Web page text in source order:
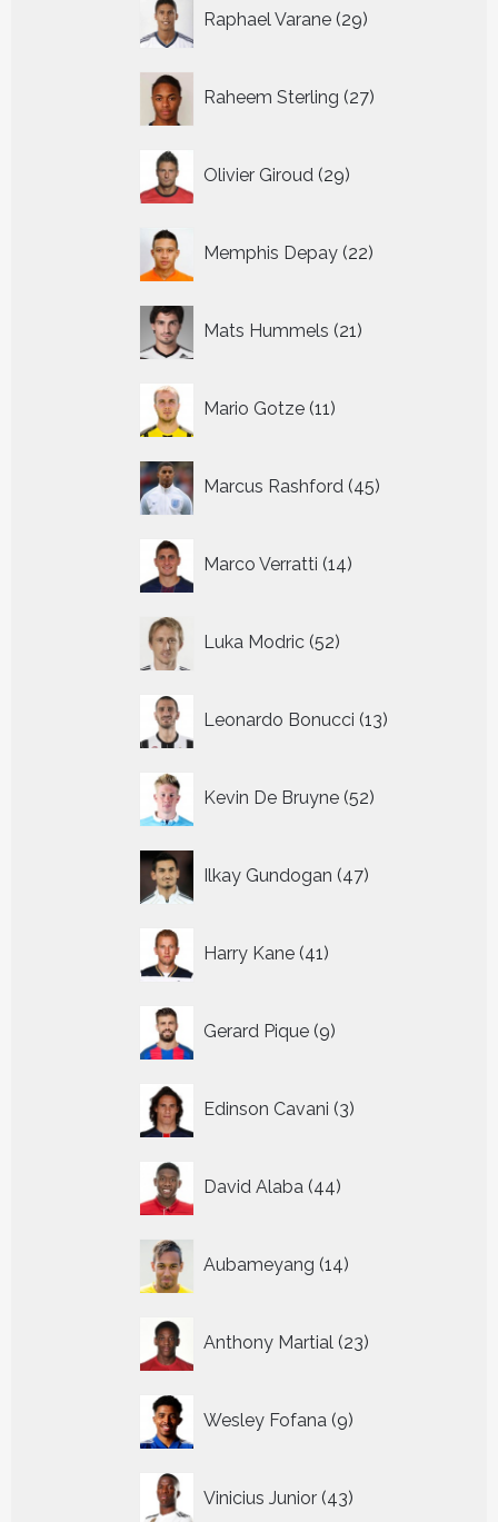
Raphael Varane 29
producten
Raheem Sterling 27
producten
Olivier Giroud 29
producten
Memphis Depay 22
producten
Mats Hummels 21
producten
Mario Gotze 11
producten
Marcus Rashford 45
producten
Marco Verratti 14
producten
Luka Modric 52
producten
Leonardo Bonucci 13
producten
Kevin De Bruyne 52
producten
Ilkay Gundogan 47
producten
Harry Kane 41
producten
Gerard Pique 9
producten
Edinson Cavani 3
producten
David Alaba 44
producten
Aubameyang 14
producten
Anthony Martial 23
producten
Wesley Fofana 9
producten
Vinicius Junior 43
producten